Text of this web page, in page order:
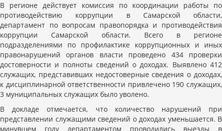
В регионе действует комиссия по координации работы по
противодействию коррупции в Самарской области,
департамент по вопросам правопорядка и противодействия
коррупции Самарской области. Всего в регионе
подразделениями по профилактике коррупционных и иных
правонарушений органов власти проведено 434 проверки
достоверности и полноты сведений о доходах. Выявлено 412
служащих, представивших недостоверные сведения о доходах,
к дисциплинарной ответственности привлечено 190 служащих,
3 муниципальных служащих было уволено.
В докладе отмечается, что количество нарушений при
представлении служащими сведений о доходах уменьшается. В
минувшем году департаментом проводились выезды в